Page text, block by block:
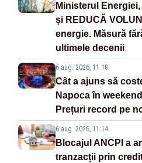
Ministerul
și REDUCĂ
energie. Măsură
ultimele decenii
6 aug. 2026, 11:18
Cât a ajuns să
Napoca în
Prețuri record pe
6 aug. 2026, 11:14
Blocajul ANCPI a
tranzacții prin